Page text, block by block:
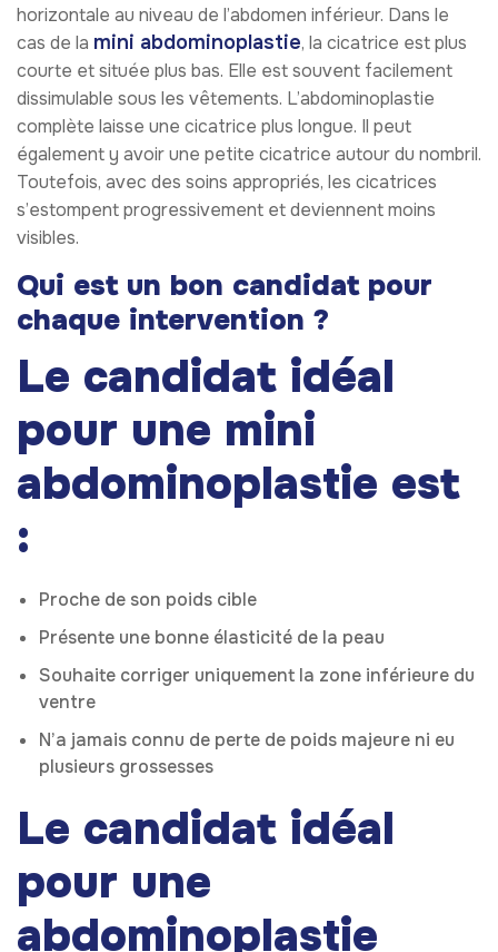
horizontale au niveau de l’abdomen inférieur. Dans le
cas de la mini abdominoplastie, la cicatrice est plus
courte et située plus bas. Elle est souvent facilement
dissimulable sous les vêtements. L’abdominoplastie
complète laisse une cicatrice plus longue. Il peut
également y avoir une petite cicatrice autour du nombril.
Toutefois, avec des soins appropriés, les cicatrices
s’estompent progressivement et deviennent moins
visibles.
Qui est un bon candidat pour
chaque intervention ?
Le candidat idéal
pour une mini
abdominoplastie est
:
Proche de son poids cible
Présente une bonne élasticité de la peau
Souhaite corriger uniquement la zone inférieure du
ventre
N’a jamais connu de perte de poids majeure ni eu
plusieurs grossesses
Le candidat idéal
pour une
abdominoplastie